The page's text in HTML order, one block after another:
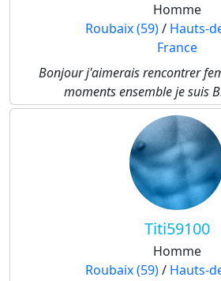
Homme
Roubaix (59)/ Hauts-
France
Bonjour j'aimerais rencontrer
moments ensemble je suis
Titi59100
Homme
Roubaix (59)/ Hauts-